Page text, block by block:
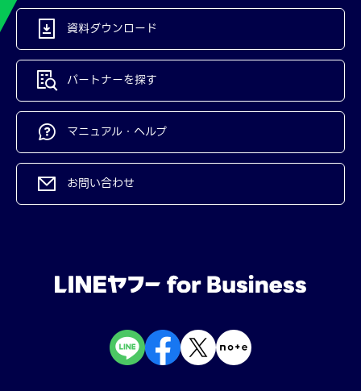
資料ダウンロード
パートナーを探す
マニュアル・ヘルプ
お問い合わせ